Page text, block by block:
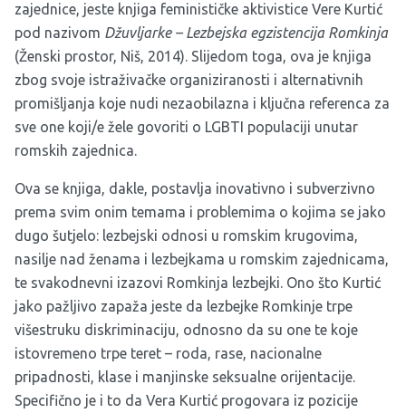
zajednice, jeste knjiga feminističke aktivistice Vere Kurtić
pod nazivom Džuvljarke – Lezbejska egzistencija Romkinja
(Ženski prostor, Niš, 2014). Slijedom toga, ova je knjiga
zbog svoje istraživačke organiziranosti i alternativnih
promišljanja koje nudi nezaobilazna i ključna referenca za
sve one koji/e žele govoriti o LGBTI populaciji unutar
romskih zajednica.
Ova se knjiga, dakle, postavlja inovativno i subverzivno
prema svim onim temama i problemima o kojima se jako
dugo šutjelo: lezbejski odnosi u romskim krugovima,
nasilje nad ženama i lezbejkama u romskim zajednicama,
te svakodnevni izazovi Romkinja lezbejki. Ono što Kurtić
jako pažljivo zapaža jeste da lezbejke Romkinje trpe
višestruku diskriminaciju, odnosno da su one te koje
istovremeno trpe teret – roda, rase, nacionalne
pripadnosti, klase i manjinske seksualne orijentacije.
Specifično je i to da Vera Kurtić progovara iz pozicije